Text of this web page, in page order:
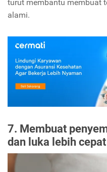
turut membantu membuat
alami.
7. Membuat
dan luka lebih cepat